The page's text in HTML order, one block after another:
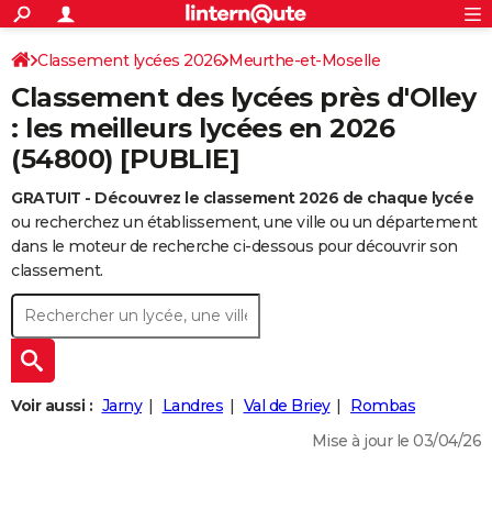
ACTUALITÉS
Politique
Société
Faits Divers
Education
Monde
Villes
+
SPORT
Coupe du monde 2026
Football
Tennis
Cyclisme
Rugby
Forum
CULTURE
Programme TV
TNT
Streaming
Cinéma
Sorties cinéma
Musique
+
FINANCE
Retraite
Impôts
Epargne
Immobilier
Risques naturels par ville
Banque
Assurance
Crédit
AUTO
Essais
Réserver un essai
Citadines
Berlines
SUV
Forum auto
+
HIGH-TECH
BRICOLAGE
Forum
Aménagement intérieur
Extérieur
Cuisine
Salle de bains
Jardinage
Rangement
+WEEK-END
Guides de France
Escapades
Patrimoine
Expositions
Musées
Week-end nature
+
LIFESTYLE
Rechercher
S'inscrire
Connexion
Classement lycées 2026 Meurthe-et-Moselle
Classement des lycées près d'Olley
: les meilleurs lycées en 2026
(54800) [PUBLIE]
GRATUIT - Découvrez le classement 2026 de chaque lycée
ou recherchez un établissement, une ville ou un département
dans le moteur de recherche ci-dessous pour découvrir son
classement.
Voir aussi : Jarny Landres Val de Briey
Rombas
Mise à jour le 03/04/26